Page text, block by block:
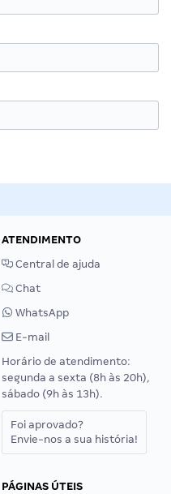
ATENDIMENTO
Central de ajuda
Chat
WhatsApp
E-mail
Horário de atendimento:
segunda a sexta (8h às 20h),
sábado (9h às 13h).
Foi aprovado?
Envie-nos a sua história!
PÁGINAS ÚTEIS